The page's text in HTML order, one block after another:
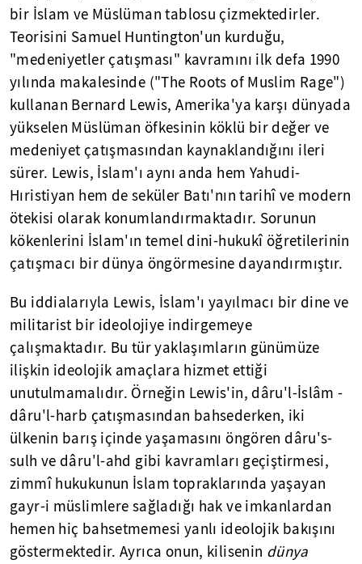
bir İslam ve Müslüman tablosu çizmektedirler.
Teorisini Samuel Huntington'un kurduğu,
"medeniyetler çatışması" kavramını ilk defa 1990
yılında makalesinde ("The Roots of Muslim Rage")
kullanan Bernard Lewis, Amerika'ya karşı dünyada
yükselen Müslüman öfkesinin köklü bir değer ve
medeniyet çatışmasından kaynaklandığını ileri
sürer. Lewis, İslam'ı aynı anda hem Yahudi-
Hıristiyan hem de seküler Batı'nın tarihî ve modern
ötekisi olarak konumlandırmaktadır. Sorunun
kökenlerini İslam'ın temel dini-hukukî öğretilerinin
çatışmacı bir dünya öngörmesine dayandırmıştır.
Bu iddialarıyla Lewis, İslam'ı yayılmacı bir dine ve
militarist bir ideolojiye indirgemeye
çalışmaktadır. Bu tür yaklaşımların günümüze
ilişkin ideolojik amaçlara hizmet ettiği
unutulmamalıdır. Örneğin Lewis'in, dâru'l-İslâm -
dâru'l-harb çatışmasından bahsederken, iki
ülkenin barış içinde yaşamasını öngören dâru's-
sulh ve dâru'l-ahd gibi kavramları geçiştirmesi,
zimmî hukukunun İslam topraklarında yaşayan
gayr-i müslimlere sağladığı hak ve imkanlardan
hemen hiç bahsetmemesi yanlı ideolojik bakışını
göstermektedir. Ayrıca onun, kilisenin dünya